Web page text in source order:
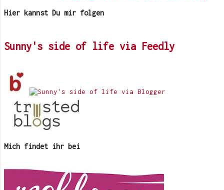
Abend h...
Hier kannst Du mir folgen
Sunny's side of life via Feedly
Mich findet ihr bei